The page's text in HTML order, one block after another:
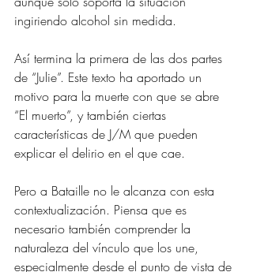
ingiriendo alcohol sin medida.
Así termina la primera de las dos partes
de “Julie”. Este texto ha aportado un
motivo para la muerte con que se abre
“El muerto”, y también ciertas
características de J/M que pueden
explicar el delirio en el que cae.
Pero a Bataille no le alcanza con esta
contextualización. Piensa que es
necesario también comprender la
naturaleza del vínculo que los une,
especialmente desde el punto de vista de